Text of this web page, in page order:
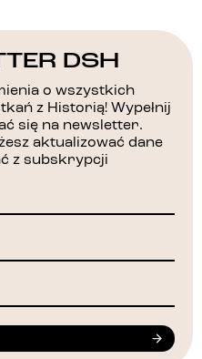
DSH
o wszystkich
z Historią! Wypełnij
się na newsletter.
aktualizować dane
z subskrypcji